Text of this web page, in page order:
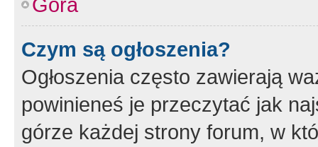
Czym są ogłoszenia?
Ogłoszenia często zawierają
powinieneś je przeczytać jak
górze każdej strony forum, w